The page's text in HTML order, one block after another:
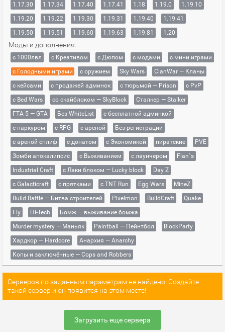
1.17.30
1.17.34 1.17.40 1.17.41 1.18 1.19.0
1.19.10
1.19.20
1.19.22 1.19.30 1.19.31 1.19.40
1.19.41
1.19.50
1.19.51 1.19.60 1.19.63 1.19.81 1.20
Моды и дополнения:
с 1000лвл c Креативом с Дюпом с модами
с мини играми
с Голодными играми
с оружием Sky Wars
ClanWar — Кланы
с кейсами
с продажей админок с тюрьмой — Prison
с PvP
с Bed Wars
со скайблоком — SkyBlock
Сталкер — Stalker
ГТА 5 — GTA
Без WhiteList
с бесплатной админкой
с паркуром
с RPG с ареной
Без регистрации
с ареной сплиф
с донатом с Экономикой пиратские
PVE
Зомби апокалипсис
с Выживанием с лаунчером
Flan`s
Industrial Craft
с Лаки блоком — Lucky block
Day Z
с Galacticraft
с прятками с TNT Run Egg Wars
MineZ
Build Battle — Битва строителей
Pixelmon BuildCraft
Quake
Fly
Hi-Tech
Бомж — выживание бомжа
Murder mystery — Маньяк
Paintball — Пейнтбол
BlockParty
Хардкор — Hardcore
Анархия — Anarchy
Копы и заключённые — Cops and Robbers
Серверов по заданным параметрам не найдено. Создайте
такой сервер и он появится на этом месте!
Загрузить еще сервера